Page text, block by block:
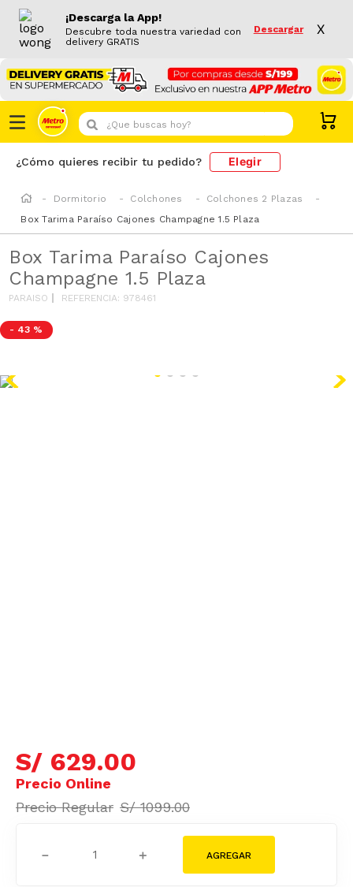
¡Descarga la App!
Descubre toda nuestra variedad con
delivery GRATIS
Descargar X
¿Que buscas hoy?
¿Cómo quieres recibir tu pedido? Elegir
Dormitorio Colchones
Colchones 2 Plazas
Box Tarima Paraíso Cajones Champagne 1.5 Plaza
Box Tarima Paraíso Cajones
Champagne 1.5 Plaza
PARAISO REFERENCIA: 978461
- 43 %
S/ 629.00
S/ 1099.00
＋
－